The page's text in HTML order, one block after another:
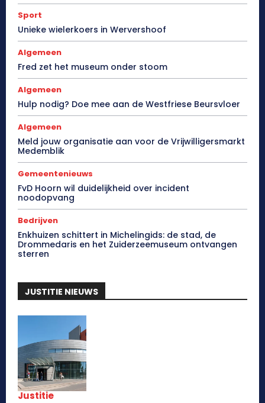
Sport
Unieke wielerkoers in Wervershoof
Algemeen
Fred zet het museum onder stoom
Algemeen
Hulp nodig? Doe mee aan de Westfriese Beursvloer
Algemeen
Meld jouw organisatie aan voor de Vrijwilligersmarkt
Medemblik
Gemeentenieuws
FvD Hoorn wil duidelijkheid over incident
noodopvang
Bedrijven
Enkhuizen schittert in Michelingids: de stad, de
Drommedaris en het Zuiderzeemuseum ontvangen
sterren
JUSTITIE NIEUWS
Justitie